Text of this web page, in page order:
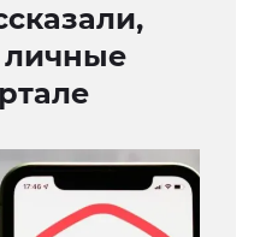
личные